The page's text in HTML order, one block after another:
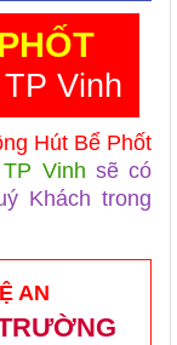
Vinh
Hút Bể Phốt
Vinh sẽ có
Khách trong
AN